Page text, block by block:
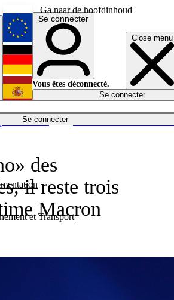
Ga naar de hoofdinhoud
Close menu
Se connecter
et Transport
Économie
English
Deutsch
Español
Se connecter
Vous êtes déconnecté.
Se connecter
des
il reste trois
Macron